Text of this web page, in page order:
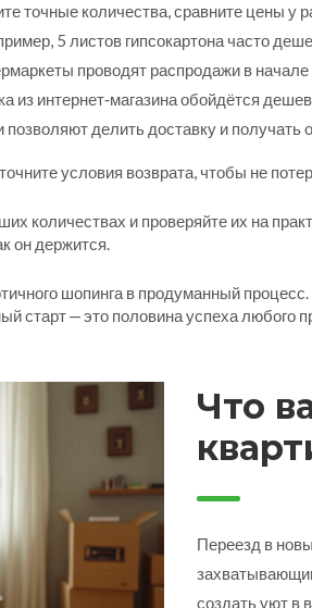
точные количества, сравните цены у
5 листов гипсокартона часто
проводят распродажи в начале
из интернет‑магазина обойдётся
позволяют делить доставку и получать
условия возврата, чтобы не
количествах и проверяйте их на
он держится.
шопинга в продуманный
старт — это половина успеха любого
Что
Переезд в
создать уют в